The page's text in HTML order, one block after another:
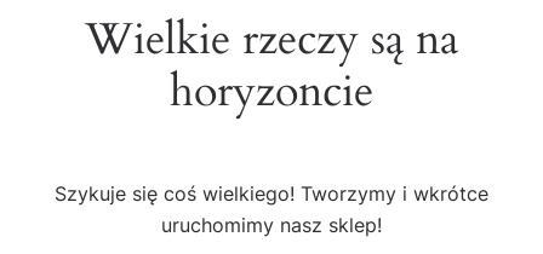
Wielkie rzeczy są na
horyzoncie
Szykuje się coś wielkiego! Tworzymy i wkrótce
uruchomimy nasz sklep!